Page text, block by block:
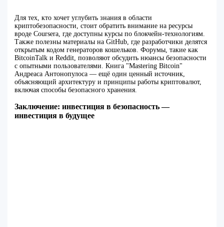
Для тех, кто хочет углубить знания в области
криптобезопасности, стоит обратить внимание на ресурсы
вроде Coursera, где доступны курсы по блокчейн-технологиям.
Также полезны материалы на GitHub, где разработчики делятся
открытым кодом генераторов кошельков. Форумы, такие как
BitcoinTalk и Reddit, позволяют обсудить нюансы безопасности
с опытными пользователями. Книга "Mastering Bitcoin"
Андреаса Антонопулоса — ещё один ценный источник,
объясняющий архитектуру и принципы работы криптовалют,
включая способы безопасного хранения.
Заключение: инвестиция в безопасность —
инвестиция в будущее